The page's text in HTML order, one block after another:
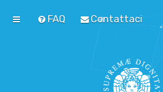
FAQ Contattaci